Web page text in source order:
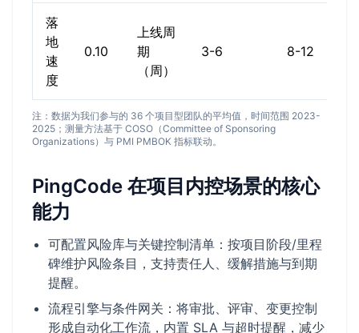
落
地
速
度
0.10
上线周
期
（周）
3-6 8-12
注：数据为我们参与的 36 个项目型团队的平均值，时间范围 2023-
2025；测量方法基于 COSO（Committee of Sponsoring
Organizations）与 PMI PMBOK 指标联动。
PingCode 在项目内控场景的核心
能力
可配置风险库与关键控制清单：按项目阶段/里程
碑维护风险条目，支持责任人、缓解措施与到期
提醒。
流程引擎与条件网关：将审批、评审、变更控制
形成自动化工作流，内置 SLA 与超时提醒，减少